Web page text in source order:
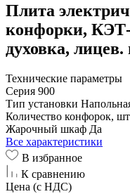
Плита
конфорки, КЭТ-
духовка,
Технические параметры
Серия 900
Тип установки
Количество конфорок,
Жарочный шкаф Да
Все характеристики
В избранное
К сравнению
Цена (с НДС)